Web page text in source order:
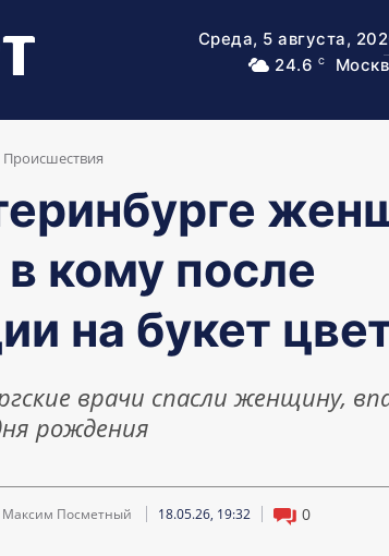
Среда, 5 августа,
24.6
C
Происшествия
кому после
на букет
врачи спасли женщину,
рождения
Максим Посметный 18.05.26, 19:32 0